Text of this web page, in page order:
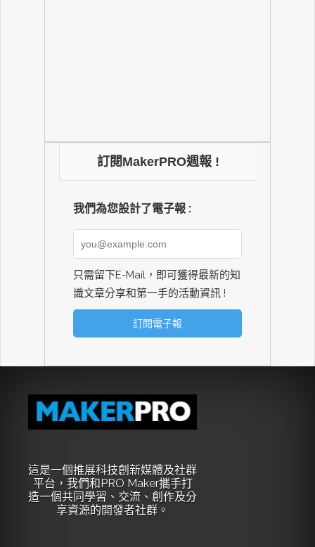
訂閱MakerPRO週報 !
我們為您設計了電子報 :
只需留下E-Mail，即可獲得最新的知
識文章分享和第一手的活動資訊 !
這是一個推展科技創新媒體及社群
平台，我們和PRO Maker攜手打
造一個共同學習、交流、創作及分
享資源的開發者社群。